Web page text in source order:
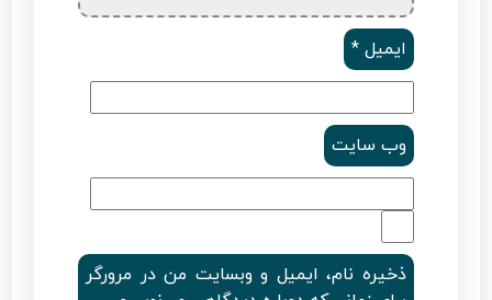
ایمیل*
وب‌ سایت
ذخیره نام، ایمیل و وبسایت من در مرورگر